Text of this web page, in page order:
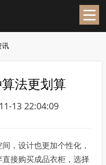
讯
法更划算
13 22:04:09
，设计也更加个性化，
接购买成品衣柜，选择